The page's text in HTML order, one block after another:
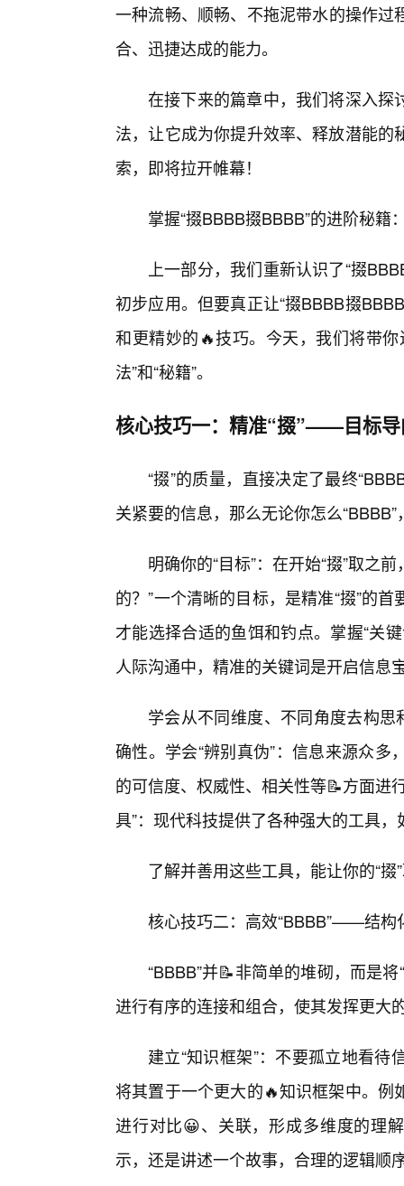
一种流畅、顺畅、不拖泥带水的操作过
合、迅捷达成的能力。
在接下来的篇章中，我们将深入探
法，让它成为你提升效率、释放潜能
索，即将拉开帷幕！
掌握“掇BBBB掇BBBB”的进阶秘
上一部分，我们重新认识了“掇
初步应用。但要真正让“掇BBBB掇
和更精妙的🔥技巧。今天，我们将带
法”和“秘籍”。
核心技巧一：精准“掇”——目标导
“掇”的质量，直接决定了最终
关紧要的信息，那么无论你怎么
明确你的“目标”：在开始“掇”取之
的？”一个清晰的目标，是精准“掇”的
才能选择合适的鱼饵和钓点。掌握“关
人际沟通中，精准的关键词是开启信息
学会从不同维度、不同角度去构思
确性。学会“辨别真伪”：信息来源众
的可信度、权威性、相关性等📝方面进
具”：现代科技提供了各种强大的工具
了解并善用这些工具，能让你的“掇
核心技巧二：高效“BBBB”——结构
“BBBB”并📝非简单的堆砌，而是
进行有序的连接和组合，使其发挥更大
建立“知识框架”：不要孤立地看
将其置于一个更大的🔥知识框架中。
进行对比😀、关联，形成多维度的理
示，还是讲述一个故事，合理的逻辑顺